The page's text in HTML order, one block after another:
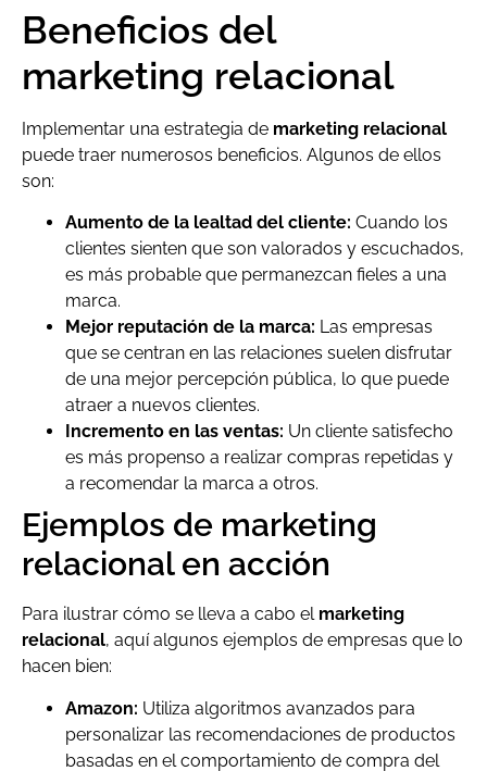
Beneficios del
marketing relacional
Implementar una estrategia de marketing relacional
puede traer numerosos beneficios. Algunos de ellos
son:
Aumento de la lealtad del cliente: Cuando los
clientes sienten que son valorados y escuchados,
es más probable que permanezcan fieles a una
marca.
Mejor reputación de la marca: Las empresas
que se centran en las relaciones suelen disfrutar
de una mejor percepción pública, lo que puede
atraer a nuevos clientes.
Incremento en las ventas: Un cliente satisfecho
es más propenso a realizar compras repetidas y
a recomendar la marca a otros.
Ejemplos de marketing
relacional en acción
Para ilustrar cómo se lleva a cabo el marketing
relacional, aquí algunos ejemplos de empresas que lo
hacen bien:
Amazon: Utiliza algoritmos avanzados para
personalizar las recomendaciones de productos
basadas en el comportamiento de compra del